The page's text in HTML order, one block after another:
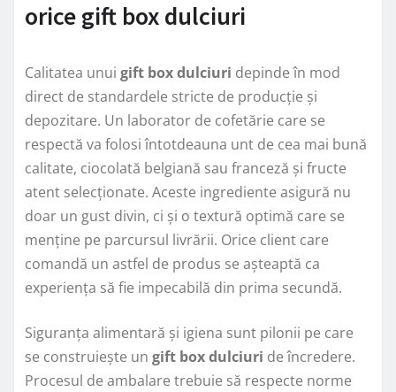
orice gift box dulciuri
Calitatea unui gift box dulciuri depinde în mod
direct de standardele stricte de producție și
depozitare. Un laborator de cofetărie care se
respectă va folosi întotdeauna unt de cea mai bună
calitate, ciocolată belgiană sau franceză și fructe
atent selecționate. Aceste ingrediente asigură nu
doar un gust divin, ci și o textură optimă care se
menține pe parcursul livrării. Orice client care
comandă un astfel de produs se așteaptă ca
experiența să fie impecabilă din prima secundă.
Siguranța alimentară și igiena sunt pilonii pe care
se construiește un gift box dulciuri de încredere.
Procesul de ambalare trebuie să respecte norme